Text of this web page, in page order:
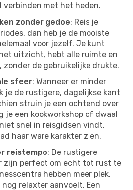
verbinden met het heden.
zonder gedoe: Reis je
dan heb je de mooiste
voor jezelf. Je kunt
uitzicht, hebt alle ruimte en
de gebruikelijke drukte.
sfeer: Wanneer er minder
je de rustigere, dagelijkse kant
struin je een ochtend over
je een kookworkshop of dwaal
snel in reisgidsen vindt.
haar ware karakter zien.
reistempo: De rustigere
zijn perfect om echt tot rust te
hebben meer plek,
relaxter aanvoelt. Een